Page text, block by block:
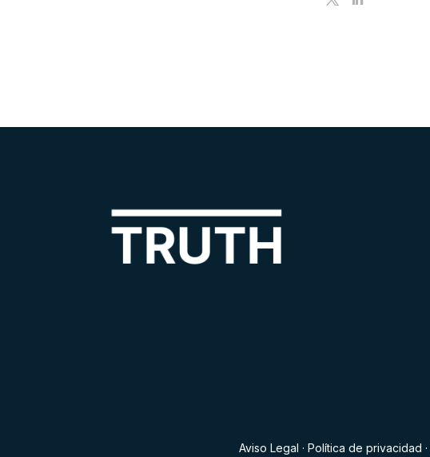
Aviso Legal · Política de privacidad ·